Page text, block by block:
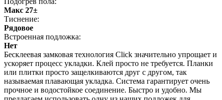
Макс 27±
Тиснение:
Рядовое
Встроенная подложка:
Нет
Бесклеевая замковая технология Click значительно упрощает и
ускоряет процесс укладки. Клей просто не требуется. Планки
или плитки просто защелкиваются друг с другом, так
называемая плавающая укладка. Система гарантирует очень
прочное и водостойкое соединение. Быстро и удобно. Мы